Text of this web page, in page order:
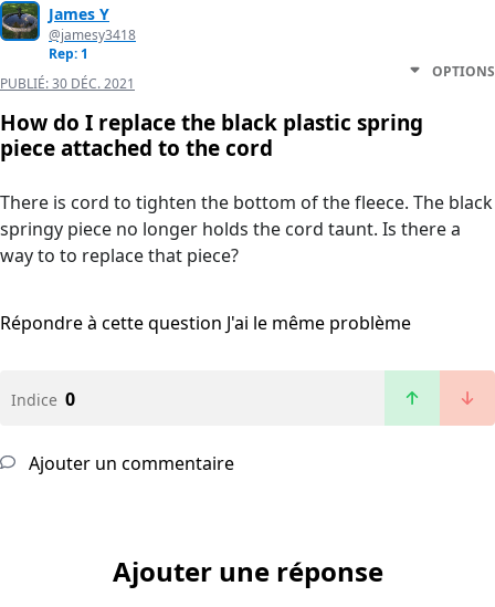
James Y
@jamesy3418
Rep: 1
PUBLIÉ:30 DÉC. 2021
OPTIONS
How do I replace the black plastic spring
piece attached to the cord
There is cord to tighten the bottom of the fleece. The black
springy piece no longer holds the cord taunt. Is there a
way to to replace that piece?
Répondre à cette question J'ai le même problème
Indice 0
Ajouter un commentaire
Ajouter une réponse